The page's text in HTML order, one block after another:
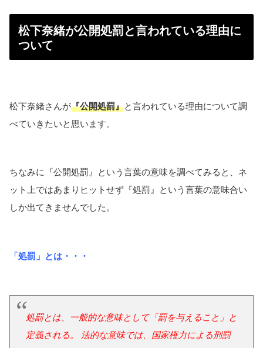
松下奈緒が公開処罰と言われている理由に
ついて
松下奈緒さんが『公開処罰』と言われている理由について調
べていきたいと思います。
ちなみに『公開処罰』という言葉の意味を調べてみると、ネ
ット上ではあまりヒットせず『処罰』という言葉の意味合い
しか出てきませんでした。
「処罰」とは・・・
処罰とは、一般的な意味として「罰を与えること」と
定義される。 法的な意味では、国家権力による刑罰